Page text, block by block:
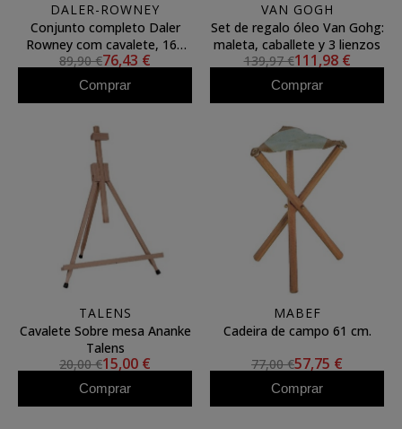
DALER-ROWNEY
Conjunto completo Daler
Rowney com cavalete, 163
peças
89,90 €76,43 €
Comprar
VAN GOGH
Set de regalo óleo Van Gohg:
maleta, caballete y 3 lienzos
139,97 €111,98 €
Comprar
TALENS
Cavalete Sobre mesa Ananke
Talens
20,00 €15,00 €
Comprar
MABEF
Cadeira de campo 61 cm.
77,00 €57,75 €
Comprar